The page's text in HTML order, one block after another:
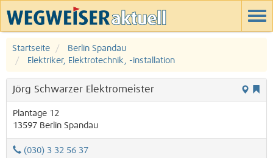
Startseite
Berlin Spandau
Elektriker, Elektrotechnik, -installation
Jörg Schwarzer Elektromeister
Plantage 12
13597 Berlin Spandau
(030) 3 32 56 37